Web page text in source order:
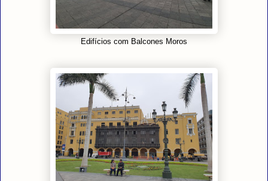
Edifícios com Balcones Moros